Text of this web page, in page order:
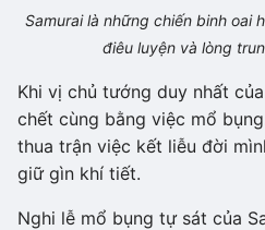
Samurai là những chiến binh oai
điêu luyện và lòng
Khi vị chủ tướng duy nhất
chết cùng bằng việc mổ
thua trận việc kết liễu đời
giữ gìn khí tiết.
Nghi lễ mổ bụng tự sát của